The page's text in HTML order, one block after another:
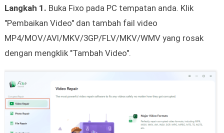
Langkah 1. Buka Fixo pada PC tempatan anda. Klik
"Pembaikan Video" dan tambah fail video
MP4/MOV/AVI/MKV/3GP/FLV/MKV/WMV yang rosak
dengan mengklik "Tambah Video".